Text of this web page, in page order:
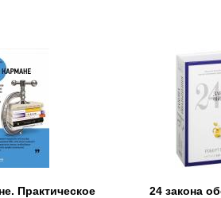
Практическое
24 закона